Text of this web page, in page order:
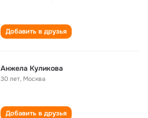
Добавить в друзья
Анжела Куликова
30 лет, Москва
Добавить в друзья